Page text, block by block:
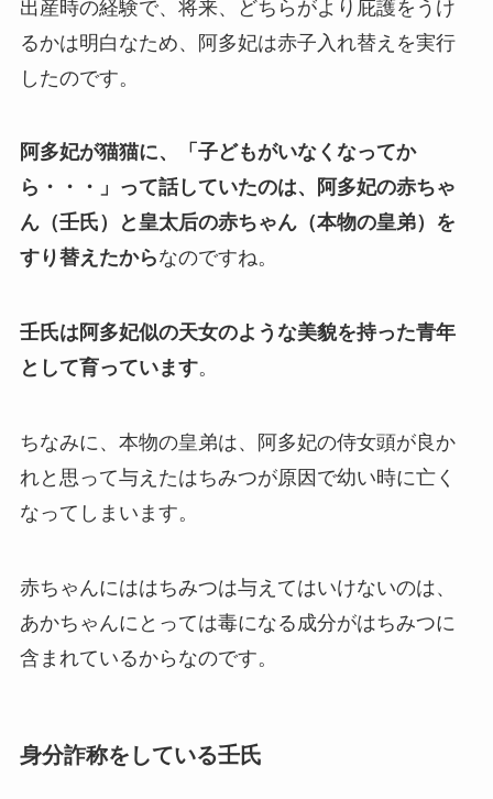
出産時の経験で、将来、どちらがより庇護をうけ
るかは明白なため、阿多妃は赤子入れ替えを実行
したのです。
阿多妃が猫猫に、「子どもがいなくなってか
ら・・・」って話していたのは、阿多妃の赤ちゃ
ん（壬氏）と皇太后の赤ちゃん（本物の皇弟）を
すり替えたからなのですね。
壬氏は阿多妃似の天女のような美貌を持った青年
として育っています。
ちなみに、本物の皇弟は、阿多妃の侍女頭が良か
れと思って与えたはちみつが原因で幼い時に亡く
なってしまいます。
赤ちゃんにははちみつは与えてはいけないのは、
あかちゃんにとっては毒になる成分がはちみつに
含まれているからなのです。
身分詐称をしている壬氏